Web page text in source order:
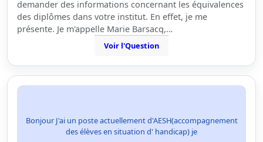
demander des informations concernant les équivalences
des diplômes dans votre institut. En effet, je me
présente. Je m'appelle Marie Barsacq,…
Voir l'Question
Bonjour J'ai un poste actuellement d'AESH(accompagnement
des élèves en situation d' handicap) je